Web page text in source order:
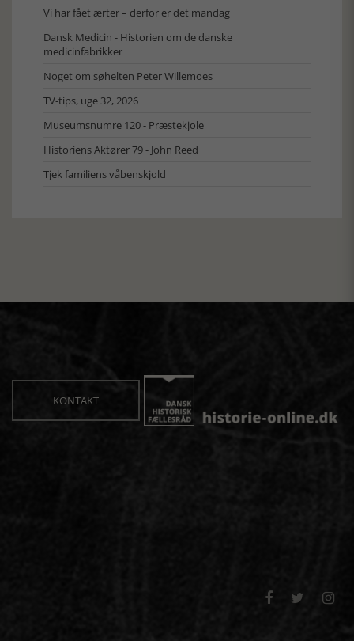
Vi har fået ærter – derfor er det mandag
Dansk Medicin - Historien om de danske
medicinfabrikker
Noget om søhelten Peter Willemoes
TV-tips, uge 32, 2026
Museumsnumre 120 - Præstekjole
Historiens Aktører 79 - John Reed
Tjek familiens våbenskjold
KONTAKT
  